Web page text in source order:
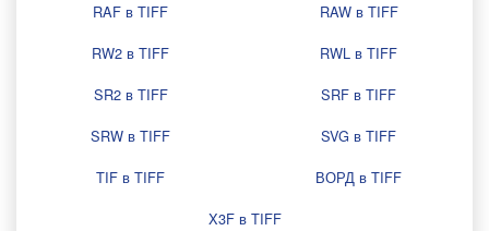
RAF в TIFF
RAW в TIFF
RW2 в TIFF
RWL в TIFF
SR2 в TIFF
SRF в TIFF
SRW в TIFF
SVG в TIFF
TIF в TIFF
ВОРД в TIFF
X3F в TIFF